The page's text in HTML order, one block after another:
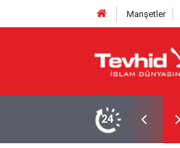
Manşetler
24
HÜRMÜZ YASAĞI